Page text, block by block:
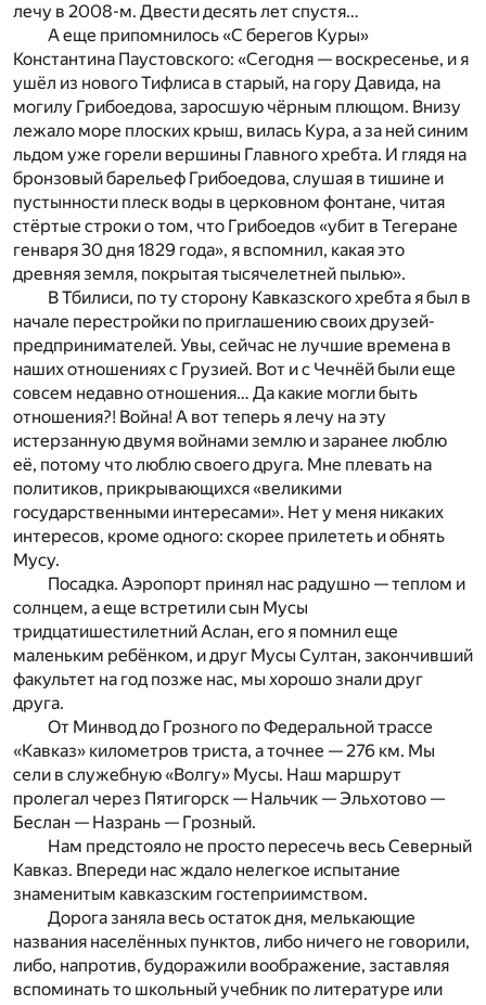
лечу в 2008-м. Двести десять лет спустя…
А еще припомнилось «С берегов Куры»
Константина Паустовского: «Сегодня — воскресенье, и я
ушёл из нового Тифлиса в старый, на гору Давида, на
могилу Грибоедова, заросшую чёрным плющом. Внизу
лежало море плоских крыш, вилась Кура, а за ней синим
льдом уже горели вершины Главного хребта. И глядя на
бронзовый барельеф Грибоедова, слушая в тишине и
пустынности плеск воды в церковном фонтане, читая
стёртые строки о том, что Грибоедов «убит в Тегеране
генваря 30 дня 1829 года», я вспомнил, какая это
древняя земля, покрытая тысячелетней пылью».
В Тбилиси, по ту сторону Кавказского хребта я был в
начале перестройки по приглашению своих друзей-
предпринимателей. Увы, сейчас не лучшие времена в
наших отношениях с Грузией. Вот и с Чечнёй были еще
совсем недавно отношения… Да какие могли быть
отношения?! Война! А вот теперь я лечу на эту
истерзанную двумя войнами землю и заранее люблю
её, потому что люблю своего друга. Мне плевать на
политиков, прикрывающихся «великими
государственными интересами». Нет у меня никаких
интересов, кроме одного: скорее прилететь и обнять
Мусу.
Посадка. Аэропорт принял нас радушно — теплом и
солнцем, а еще встретили сын Мусы
тридцатишестилетний Аслан, его я помнил еще
маленьким ребёнком, и друг Мусы Султан, закончивший
факультет на год позже нас, мы хорошо знали друг
друга.
От Минвод до Грозного по Федеральной трассе
«Кавказ» километров триста, а точнее — 276 км. Мы
сели в служебную «Волгу» Мусы. Наш маршрут
пролегал через Пятигорск — Нальчик — Эльхотово —
Беслан — Назрань — Грозный.
Нам предстояло не просто пересечь весь Северный
Кавказ. Впереди нас ждало нелегкое испытание
знаменитым кавказским гостеприимством.
Дорога заняла весь остаток дня, мелькающие
названия населённых пунктов, либо ничего не говорили,
либо, напротив, будоражили воображение, заставляя
вспоминать то школьный учебник по литературе или